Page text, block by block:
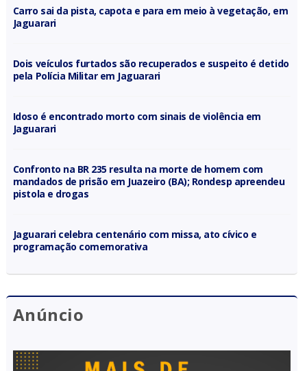
Carro sai da pista, capota e para em meio à vegetação, em
Jaguarari
Dois veículos furtados são recuperados e suspeito é detido
pela Polícia Militar em Jaguarari
Idoso é encontrado morto com sinais de violência em
Jaguarari
Confronto na BR 235 resulta na morte de homem com
mandados de prisão em Juazeiro (BA); Rondesp apreendeu
pistola e drogas
Jaguarari celebra centenário com missa, ato cívico e
programação comemorativa
Anúncio